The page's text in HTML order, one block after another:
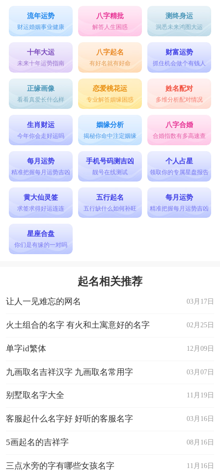
流年运势
财运婚姻事业健康
八字精批
解答人生困惑
测终身运
洞悉未来鸿图大运
十年大运
未来十年运势指南
八字起名
有好名就有好命
财富运势
抓住机会做个有钱人
正缘画像
看看真爱长什么样
恋爱桃花运
专业解答姻缘困惑
姓名配对
多维分析配对情况
生肖财运
今年你会走好运吗
姻缘分析
揭秘你命中注定姻缘
八字合婚
合婚指数有多高速查
每月运势
精准把握每月运势吉凶
手机号码测吉凶
靓号在线测试
个人占星
领取你的专属星盘报告
黄大仙灵签
求签求得好运连连
五行起名
五行缺什么如何补旺
每月运势
精准把握每月运势吉凶
星座合盘
你们是有缘的一对吗
起名相关推荐
03月17日
让人一见难忘的网名
02月25日
火土组合的名字 有火和土寓意好的名字
12月09日
单字id繁体
03月07日
九画取名吉祥汉字 九画取名常用字
11月19日
别墅取名字大全
03月16日
客服起什么名字好 好听的客服名字
08月16日
5画起名的吉祥字
11月16日
三点水旁的字有哪些女孩名字